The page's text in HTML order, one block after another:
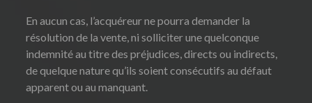
En aucun cas, l’acquéreur ne pourra demander la
résolution de la vente, ni solliciter une quelconque
indemnité au titre des préjudices, directs ou indirects,
de quelque nature qu’ils soient consécutifs au défaut
apparent ou au manquant.